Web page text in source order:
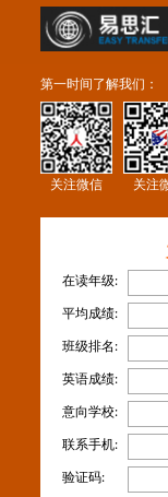
第一时间了解我们：
关注微信 关注
在读年级:
平均成绩:
班级排名:
英语成绩:
意向学校:
联系手机:
验证码: